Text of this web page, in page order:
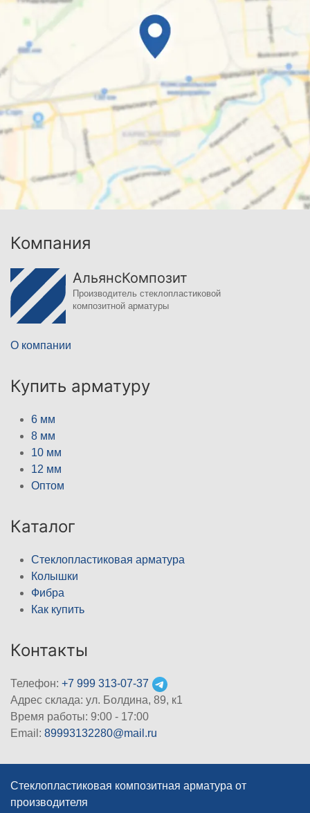
Компания
АльянсКомпозит
Производитель стеклопластиковой
композитной арматуры
О компании
Купить арматуру
6 мм
8 мм
10 мм
12 мм
Оптом
Каталог
Стеклопластиковая арматура
Колышки
Фибра
Как купить
Контакты
Телефон: +7 999 313-07-37
Адрес склада: ул. Болдина, 89, к1
Время работы: 9:00 - 17:00
Email: 89993132280@mail.ru
Стеклопластиковая композитная арматура от
производителя